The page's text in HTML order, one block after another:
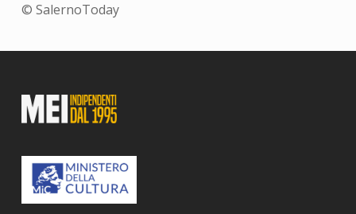
© SalernoToday